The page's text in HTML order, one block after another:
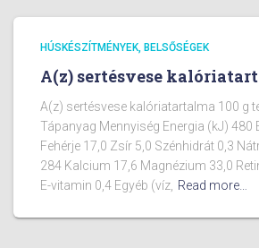
HÚSKÉSZÍTMÉNYEK, BELSŐSÉGEK
A(z) sertésvese
A(z) sertésvese kalóriatartalma 100 g
Tápanyag Mennyiség Energia (kJ) 480
Fehérje 17,0 Zsír 5,0 Szénhidrát 0,3
284 Kalcium 17,6 Magnézium 33,0
E-vitamin 0,4 Egyéb (víz, Read more…